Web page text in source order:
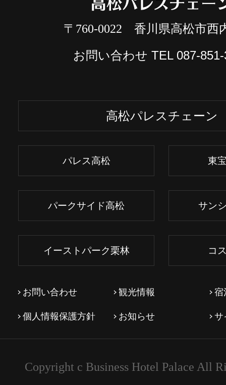
〒760-0022 香川県高松市西
お問い合わせ TEL 087-
高松パレスチェーン
パレス高松 東
パークサイド高松 サン
イーストパーク栗林 コ
お問い合わせ 観光情報 宿
個人情報保護方針 お知らせ サ
Copyright c Business Hotel Palace All